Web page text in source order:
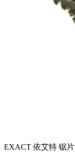
EXACT 依艾特 锯片